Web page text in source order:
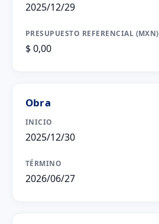
2025/12/29
PRESUPUESTO REFERENCIAL (MXN)
$ 0,00
Obra
INICIO
2025/12/30
TÉRMINO
2026/06/27